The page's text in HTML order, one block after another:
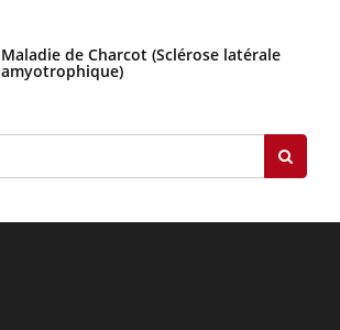
Maladie de Charcot (Sclérose latérale
amyotrophique)